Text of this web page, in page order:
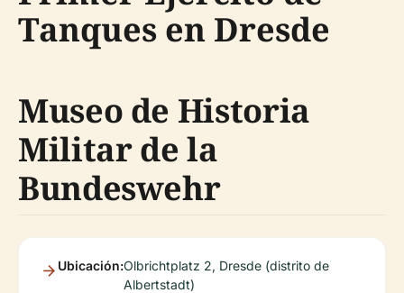
Tanques en Dresde
Museo de Historia
Militar de la
Bundeswehr
Ubicación:Olbrichtplatz 2, Dresde (distrito de
Albertstadt)